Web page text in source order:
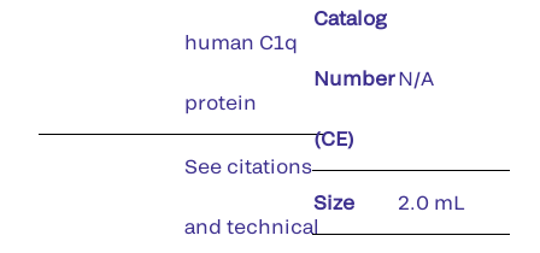
human C1q
protein
See citations
and technical
Catalog
Number
(CE)
N/A
Size 2.0 mL